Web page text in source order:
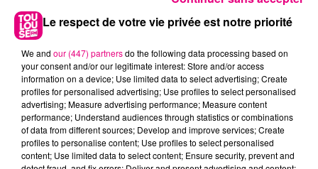
Fontaine-
Lestang/Bagatelle/Papus/Tabar/
Place Emile Male
Rond-point L Schwartzenberg (route de St
Simon)
Place Anthonioz de Gaulle
Casselardit / Fontaine-Bayonne /
Le respect de votre vie privée est notre priorité
We and our (447) partnersdo the following data processing based on
your consent and/or our legitimate interest: Store and/or access
information on a device; Use limited data to select advertising; Create
profiles for personalised advertising; Use profiles to select personalised
advertising; Measure advertising performance; Measure content
performance; Understand audiences through statistics or combinations
of data from different sources; Develop and improve services; Create
profiles to personalise content; Use profiles to select personalised
content; Use limited data to select content; Ensure security, prevent and